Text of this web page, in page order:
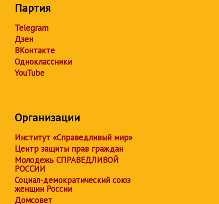
Партия
Telegram
Дзен
ВКонтакте
Одноклассники
YouTube
Организации
Институт «Справедливый мир»
Центр защиты прав граждан
Молодежь СПРАВЕДЛИВОЙ
РОССИИ
Социал-демократический союз
женщин России
Домсовет